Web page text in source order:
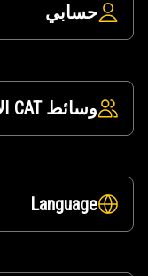
حسابي
وسائط CAT الاجتماعية
Language